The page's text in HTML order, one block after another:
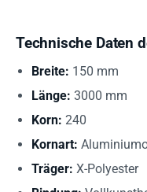
Technische Daten
Breite: 150 mm
Länge: 3000 mm
Korn: 240
Kornart:
Träger: X-Polyester